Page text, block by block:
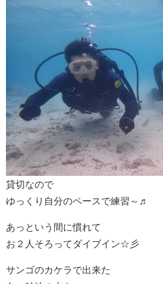
貸切なので
ゆっくり自分のペースで練習～♬
あっという間に慣れて
お２人そろってダイブイン☆彡
サンゴのカケラで出来た